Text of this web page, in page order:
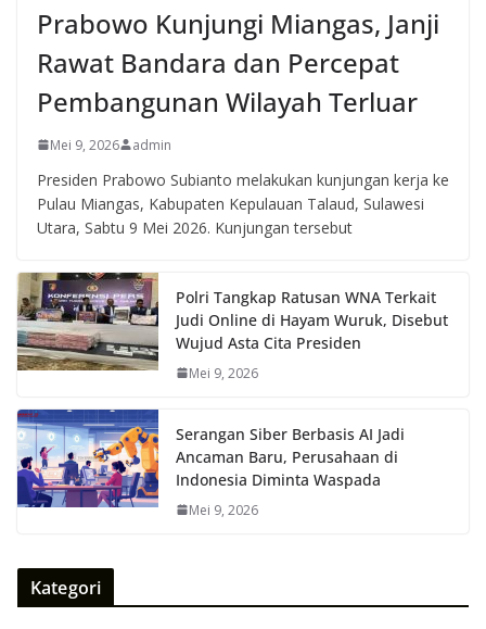
Prabowo Kunjungi Miangas, Janji
Rawat Bandara dan Percepat
Pembangunan Wilayah Terluar
Mei 9, 2026 admin
Presiden Prabowo Subianto melakukan kunjungan kerja ke
Pulau Miangas, Kabupaten Kepulauan Talaud, Sulawesi
Utara, Sabtu 9 Mei 2026. Kunjungan tersebut
Polri Tangkap Ratusan WNA Terkait
Judi Online di Hayam Wuruk, Disebut
Wujud Asta Cita Presiden
Mei 9, 2026
Serangan Siber Berbasis AI Jadi
Ancaman Baru, Perusahaan di
Indonesia Diminta Waspada
Mei 9, 2026
Kategori